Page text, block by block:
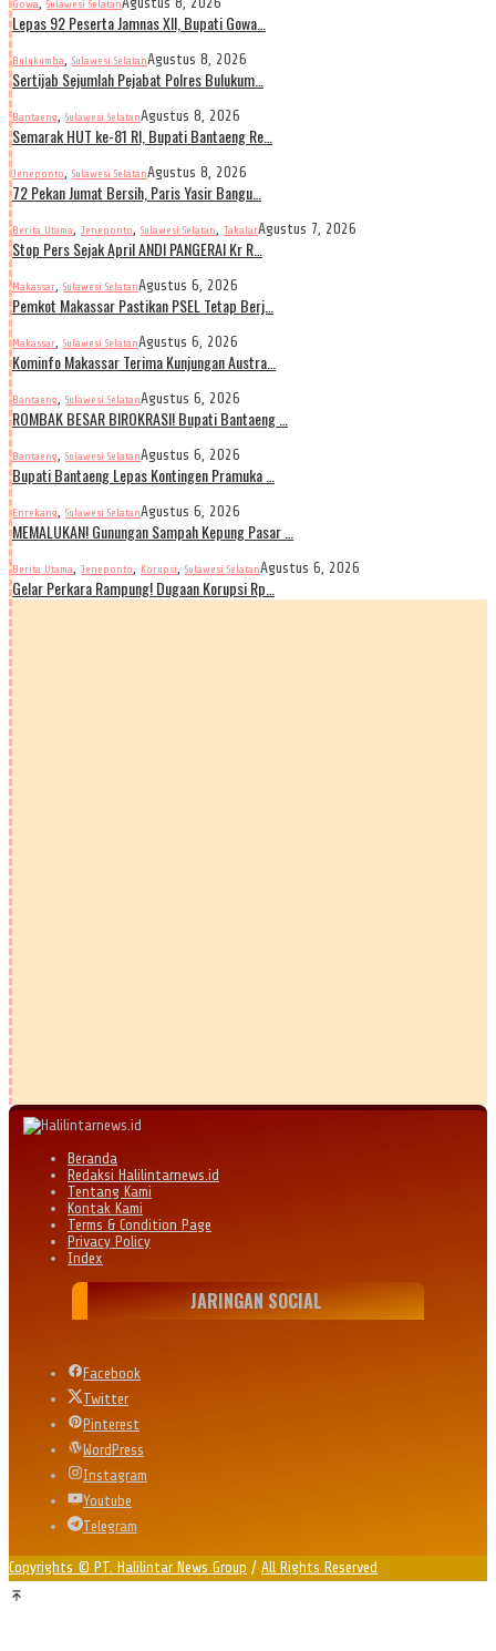
Gowa Sulawesi Selatan
Lepas 92 Peserta Jamnas XII, Bupati Gowa…
Bulukumba, Sulawesi SelatanAgustus 8, 2026
Sertijab Sejumlah Pejabat Polres Bulukum…
Bantaeng, Sulawesi SelatanAgustus 8, 2026
Semarak HUT ke-81 RI, Bupati Bantaeng Re…
Jeneponto, Sulawesi SelatanAgustus 8, 2026
72 Pekan Jumat Bersih, Paris Yasir Bangu…
Berita Utama, Jeneponto, Sulawesi Selatan, TakalarAgustus 7, 2026
Stop Pers Sejak April ANDI PANGERAI Kr R…
Makassar, Sulawesi SelatanAgustus 6, 2026
Pemkot Makassar Pastikan PSEL Tetap Berj…
Makassar, Sulawesi SelatanAgustus 6, 2026
Kominfo Makassar Terima Kunjungan Austra…
Bantaeng, Sulawesi SelatanAgustus 6, 2026
ROMBAK BESAR BIROKRASI! Bupati Bantaeng …
Bantaeng, Sulawesi SelatanAgustus 6, 2026
Bupati Bantaeng Lepas Kontingen Pramuka …
Enrekang, Sulawesi SelatanAgustus 6, 2026
MEMALUKAN! Gunungan Sampah Kepung Pasar …
Berita Utama, Jeneponto, Korupsi, Sulawesi SelatanAgustus 6, 2026
Gelar Perkara Rampung! Dugaan Korupsi Rp…
Beranda
Redaksi Halilintarnews.id
Tentang Kami
Kontak Kami
Terms & Condition Page
Privacy Policy
Index
JARINGAN SOCIAL
Facebook
Twitter
Pinterest
WordPress
Instagram
Youtube
Telegram
Copyrights © PT. Halilintar News Group / All Rights Reserved